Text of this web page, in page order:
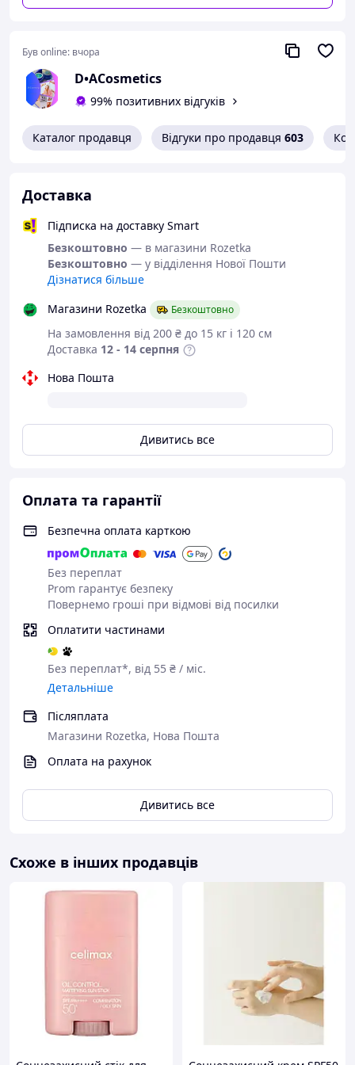
✦
освітлює тон
✦
Токоферол (вітамін E)— антиоксидант, який
✦Хімічні фільтри нового покоління—
💧Спосіб використання:
Нанесіть на обличчя за 15–20 хв до виходу на сонце.
Був online: вчора
D•ACosmetics
99% позитивних відгуків
Каталог продавця Відгуки про продавця 603
Доставка
Підписка на доставку Smart
Безкоштовно — в магазини Rozetka
Безкоштовно — у відділення Нової Пошти
Дізнатися більше
Магазини Rozetka
Безкоштовно
На замовлення від 200 ₴ до 15 кг і 120 см
Доставка 12 - 14 серпня
Нова Пошта
Дивитись все
Оплата та гарантії
Безпечна оплата карткою
Без переплат
Prom гарантує безпеку
Повернемо гроші при відмові від посилки
Оплатити частинами
Без переплат*, від 55 ₴ / міс.
Детальніше
Післяплата
Магазини Rozetka, Нова Пошта
Оплата на рахунок
Дивитись все
Схоже в інших продавців